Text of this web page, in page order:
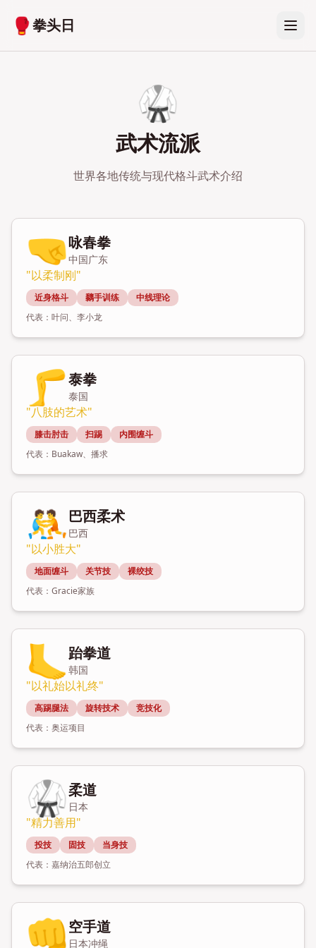
🥊拳头日
🥋
武术流派
世界各地传统与现代格斗武术介绍
🤜咏春拳
中国广东
"以柔制刚"
近身格斗 黐手训练
中线理论
代表： 叶问、李小龙
🦵泰拳
泰国
"八肢的艺术"
膝击肘击 扫踢
内围缠斗
代表： Buakaw、播求
🤼巴西柔术
巴西
"以小胜大"
地面缠斗 关节技
裸绞技
代表： Gracie家族
🦶跆拳道
韩国
"以礼始以礼终"
高踢腿法 旋转技术
竞技化
代表： 奥运项目
🥋柔道
日本
"精力善用"
投技 固技
当身技
代表： 嘉纳治五郎创立
👊空手道
日本冲绳